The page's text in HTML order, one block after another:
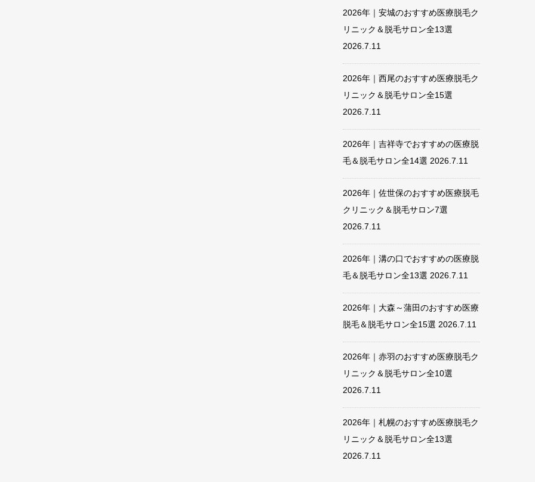
2026年｜安城のおすすめ医療脱毛ク
リニック＆脱毛サロン全13選
2026.7.11
2026年｜西尾のおすすめ医療脱毛ク
リニック＆脱毛サロン全15選
2026.7.11
2026年｜吉祥寺でおすすめの医療脱
毛＆脱毛サロン全14選 2026.7.11
2026年｜佐世保のおすすめ医療脱毛
クリニック＆脱毛サロン7選
2026.7.11
2026年｜溝の口でおすすめの医療脱
毛＆脱毛サロン全13選 2026.7.11
2026年｜大森～蒲田のおすすめ医療
脱毛＆脱毛サロン全15選 2026.7.11
2026年｜赤羽のおすすめ医療脱毛ク
リニック＆脱毛サロン全10選
2026.7.11
2026年｜札幌のおすすめ医療脱毛ク
リニック＆脱毛サロン全13選
2026.7.11